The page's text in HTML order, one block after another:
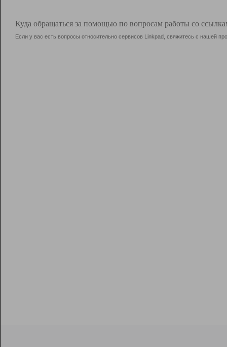
Куда обращаться за помощью по вопросам работы со
Если у вас есть вопросы относительно сервисов Linkpad, свяжитесь с нашей